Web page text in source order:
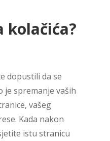
kolačića?
dopustili da se
je spremanje vaših
vašeg
Kada nakon
istu stranicu